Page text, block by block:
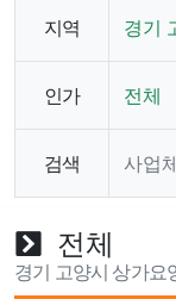
지역
인가 전체
검색
전체
경기 고양시 상가요